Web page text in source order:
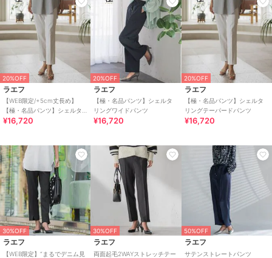
20%OFF
ラエフ
【WEB限定/+5cm丈長め】
【極・名品パンツ】シェルタ
リングテーパードパンツ
¥16,720
20%OFF
ラエフ
【極・名品パンツ】シェルタ
リングワイドパンツ
¥16,720
20%OFF
ラエフ
【極・名品パンツ】シェルタ
リングテーパードパンツ
¥16,720
30%OFF
ラエフ
【WEB限定】“まるでデニム見
30%OFF
ラエフ
両面起毛2WAYストレッチテー
50%OFF
ラエフ
サテンストレートパンツ